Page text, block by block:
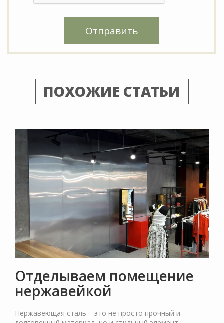
Отправить
ПОХОЖИЕ СТАТЬИ
Отделываем помещение
нержавейкой
Нержавеющая сталь – это не просто прочный и